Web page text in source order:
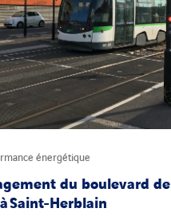
énergétique
du boulevard de
Saint-Herblain